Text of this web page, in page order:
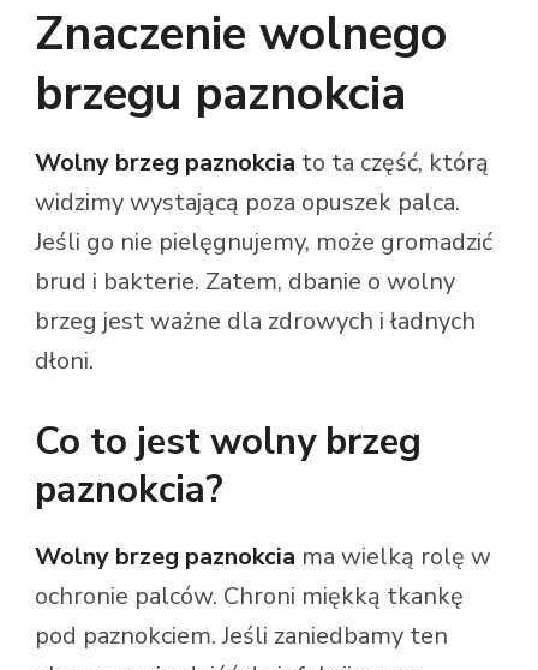
Znaczenie wolnego
brzegu paznokcia
Wolny brzeg paznokcia to ta część, którą
widzimy wystającą poza opuszek palca.
Jeśli go nie pielęgnujemy, może gromadzić
brud i bakterie. Zatem, dbanie o wolny
brzeg jest ważne dla zdrowych i ładnych
dłoni.
Co to jest wolny brzeg
paznokcia?
Wolny brzeg paznokcia ma wielką rolę w
ochronie palców. Chroni miękką tkankę
pod paznokciem. Jeśli zaniedbamy ten